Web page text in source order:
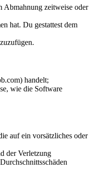
Abmahnung zeitweise oder
hat. Du gestattest dem
handelt;
wie die Software
auf ein vorsätzliches oder
der Verletzung